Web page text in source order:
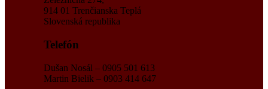
914 01 Trenčianska Teplá
Slovenská republika
Telefón
Dušan Nosál – 0905 501 613
Martin Bielik – 0903 414 647